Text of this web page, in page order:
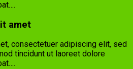
amet
consectetuer adipiscing elit, sed
tincidunt ut laoreet dolore